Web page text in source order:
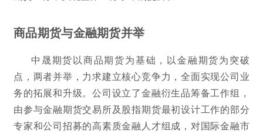
商品期货与金融期货并举
中晟期货以商品期货为基础，以金融期货为突破
点，两者并举，力求建立核心竞争力，全面实现公司业
务的拓展和升级。公司设立了金融衍生品筹备工作组，
由参与金融期货交易所及股指期货最初设计工作的部分
专家和公司招募的高素质金融人才组成，对国际金融市